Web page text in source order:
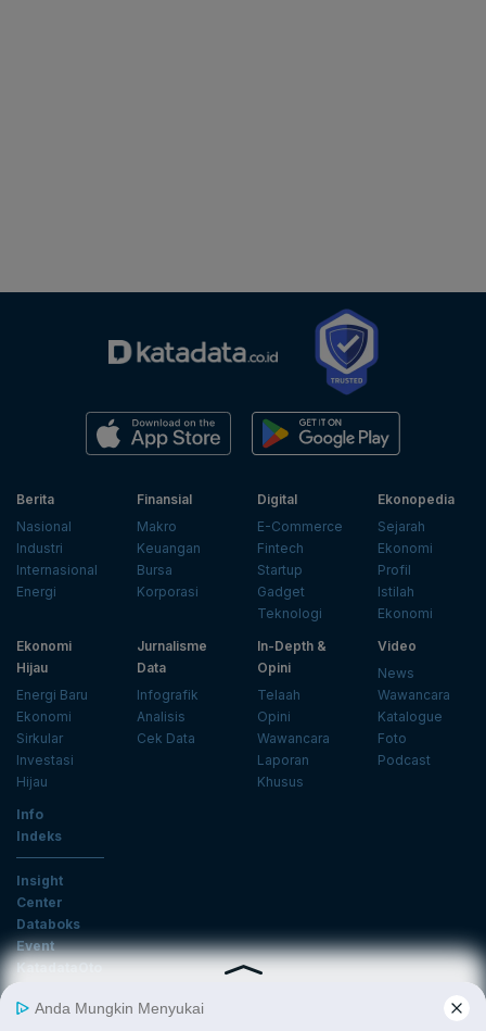
Berita
Nasional
Industri
Internasional
Energi
Finansial
Makro
Keuangan
Bursa
Korporasi
Digital
E-Commerce
Fintech
Startup
Gadget
Teknologi
Ekonopedia
Sejarah
Ekonomi
Profil
Istilah
Ekonomi
Ekonomi
Hijau
Energi Baru
Ekonomi
Sirkular
Investasi
Hijau
Jurnalisme
Data
Infografik
Analisis
Cek Data
In-Depth &
Opini
Telaah
Opini
Wawancara
Laporan
Khusus
Video
News
Wawancara
Katalogue
Foto
Podcast
Info
Indeks
Insight
Center
Databoks
Event
KatadataOto